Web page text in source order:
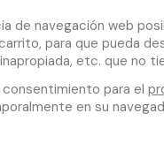
Programa de
de navegación web
para que pueda
etc. que no
para el
en su